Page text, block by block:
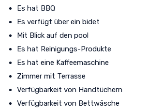
Es hat BBQ
Es verfügt über ein bidet
Mit Blick auf den pool
Es hat Reinigungs-Produkte
Es hat eine Kaffeemaschine
Zimmer mit Terrasse
Verfügbarkeit von Handtüchern
Verfügbarkeit von Bettwäsche